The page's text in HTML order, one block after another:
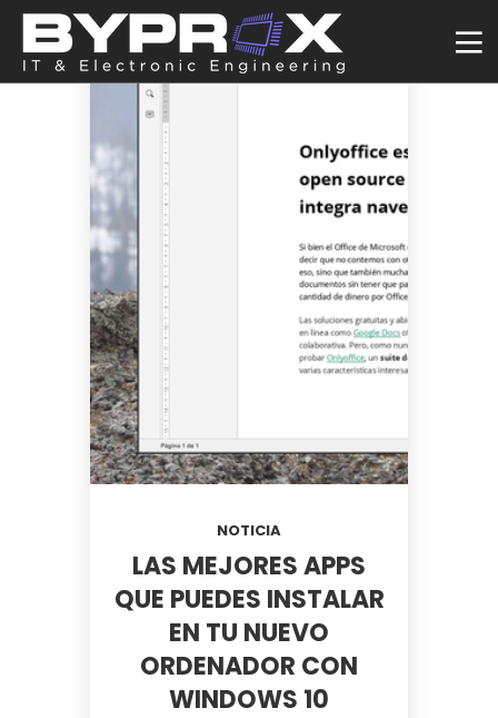
NOTICIA
LAS MEJORES APPS
QUE PUEDES INSTALAR
EN TU NUEVO
ORDENADOR CON
WINDOWS 10